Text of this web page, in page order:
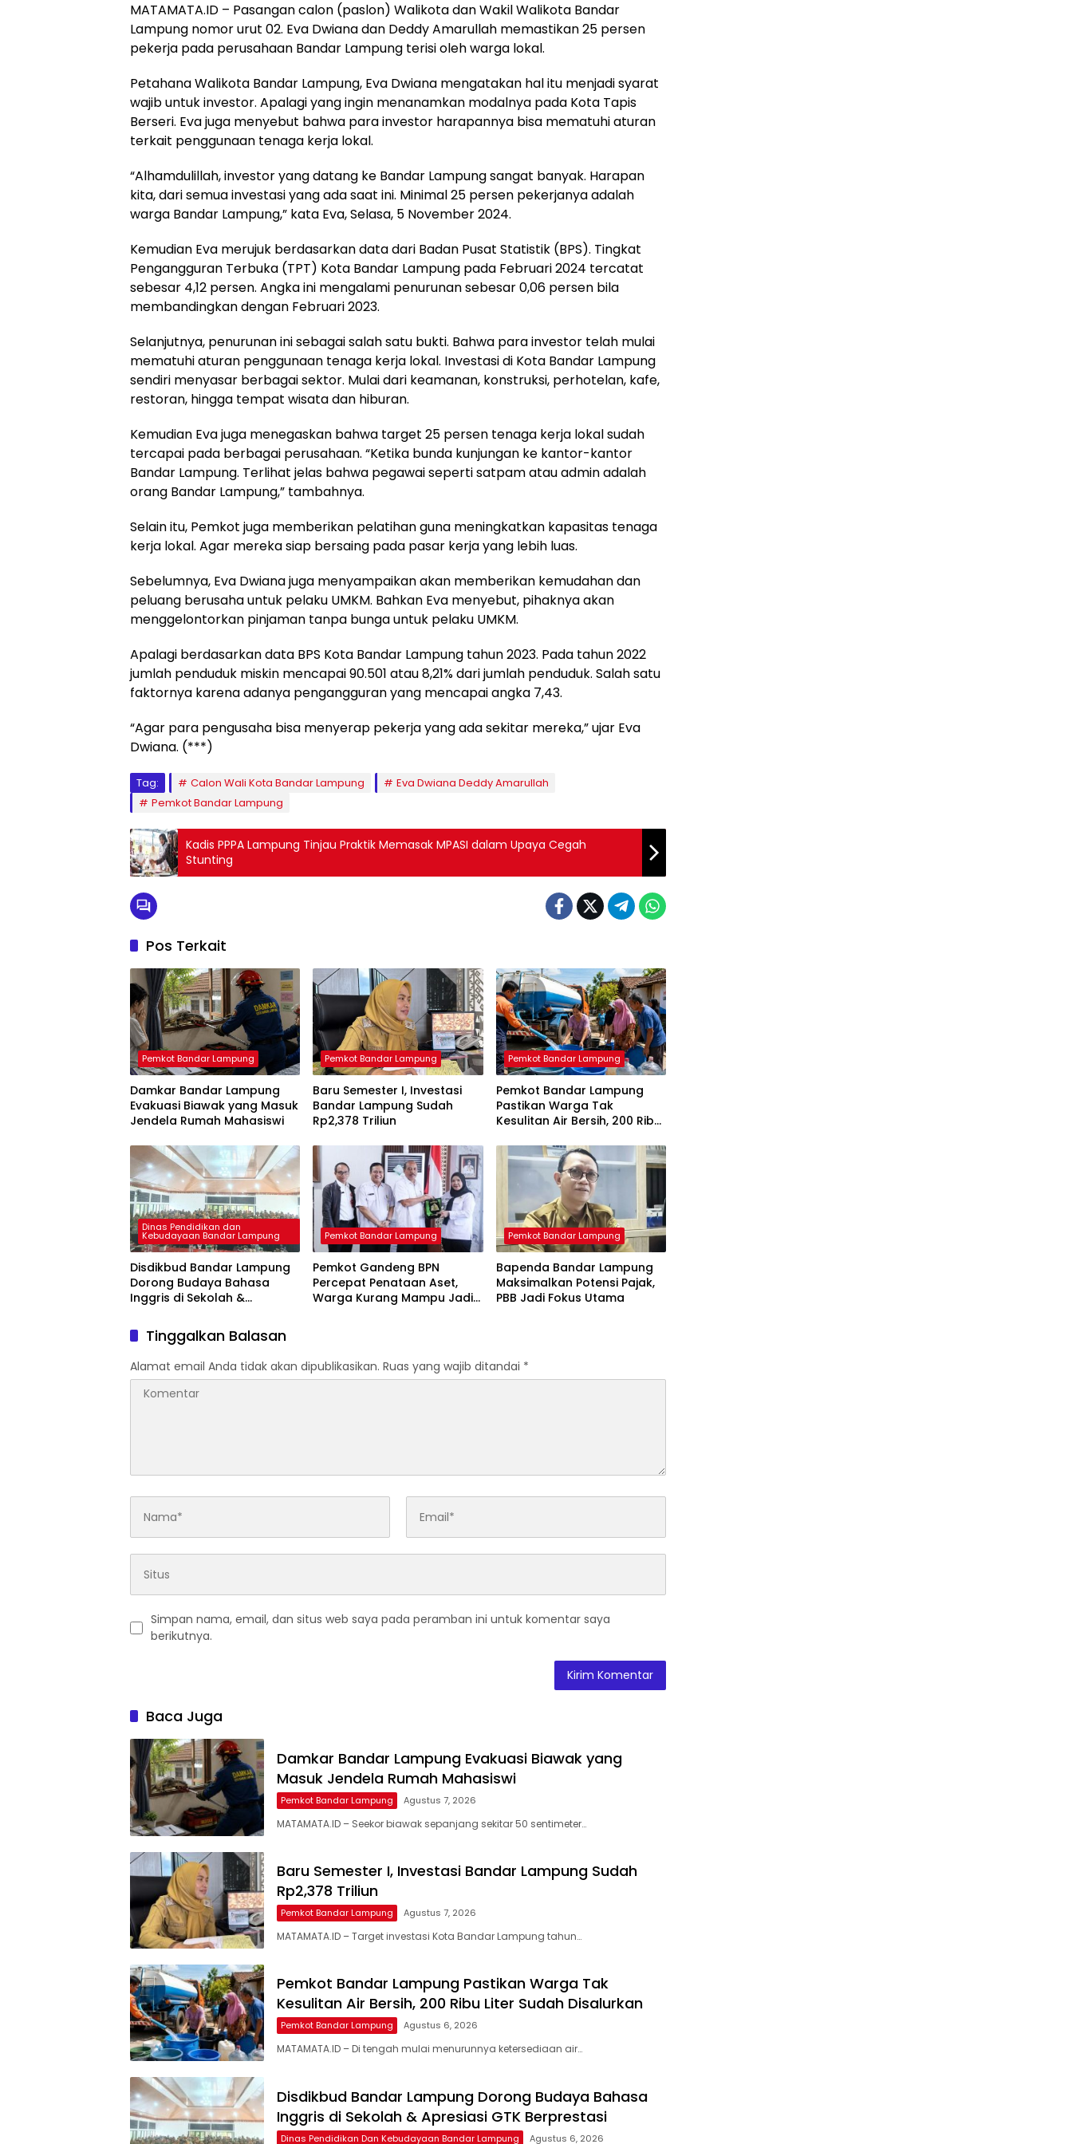
MATAMATA.ID – Pasangan calon (paslon) Walikota dan Wakil Walikota Bandar
Lampung nomor urut 02. Eva Dwiana dan Deddy Amarullah memastikan 25 persen
pekerja pada perusahaan Bandar Lampung terisi oleh warga lokal.
Petahana Walikota Bandar Lampung, Eva Dwiana mengatakan hal itu menjadi syarat
wajib untuk investor. Apalagi yang ingin menanamkan modalnya pada Kota Tapis
Berseri. Eva juga menyebut bahwa para investor harapannya bisa mematuhi aturan
terkait penggunaan tenaga kerja lokal.
“Alhamdulillah, investor yang datang ke Bandar Lampung sangat banyak. Harapan
kita, dari semua investasi yang ada saat ini. Minimal 25 persen pekerjanya adalah
warga Bandar Lampung,” kata Eva, Selasa, 5 November 2024.
Kemudian Eva merujuk berdasarkan data dari Badan Pusat Statistik (BPS). Tingkat
Pengangguran Terbuka (TPT) Kota Bandar Lampung pada Februari 2024 tercatat
sebesar 4,12 persen. Angka ini mengalami penurunan sebesar 0,06 persen bila
membandingkan dengan Februari 2023.
Selanjutnya, penurunan ini sebagai salah satu bukti. Bahwa para investor telah mulai
mematuhi aturan penggunaan tenaga kerja lokal. Investasi di Kota Bandar Lampung
sendiri menyasar berbagai sektor. Mulai dari keamanan, konstruksi, perhotelan, kafe,
restoran, hingga tempat wisata dan hiburan.
Kemudian Eva juga menegaskan bahwa target 25 persen tenaga kerja lokal sudah
tercapai pada berbagai perusahaan. “Ketika bunda kunjungan ke kantor-kantor
Bandar Lampung. Terlihat jelas bahwa pegawai seperti satpam atau admin adalah
orang Bandar Lampung,” tambahnya.
Selain itu, Pemkot juga memberikan pelatihan guna meningkatkan kapasitas tenaga
kerja lokal. Agar mereka siap bersaing pada pasar kerja yang lebih luas.
Sebelumnya, Eva Dwiana juga menyampaikan akan memberikan kemudahan dan
peluang berusaha untuk pelaku UMKM. Bahkan Eva menyebut, pihaknya akan
menggelontorkan pinjaman tanpa bunga untuk pelaku UMKM.
Apalagi berdasarkan data BPS Kota Bandar Lampung tahun 2023. Pada tahun 2022
jumlah penduduk miskin mencapai 90.501 atau 8,21% dari jumlah penduduk. Salah satu
faktornya karena adanya pengangguran yang mencapai angka 7,43.
“Agar para pengusaha bisa menyerap pekerja yang ada sekitar mereka,” ujar Eva
Dwiana. (***)
Tag: Calon Wali Kota Bandar Lampung
Eva Dwiana Deddy Amarullah
Pemkot Bandar Lampung
Kadis PPPA Lampung Tinjau Praktik Memasak MPASI dalam Upaya Cegah
Stunting
Pos Terkait
Pemkot Bandar Lampung
Damkar Bandar Lampung
Evakuasi Biawak yang Masuk
Jendela Rumah Mahasiswi
Pemkot Bandar Lampung
Baru Semester I, Investasi
Bandar Lampung Sudah
Rp2,378 Triliun
Pemkot Bandar Lampung
Pemkot Bandar Lampung
Pastikan Warga Tak
Kesulitan Air Bersih, 200 Ribu
Dinas Pendidikan dan
Kebudayaan Bandar Lampung
Disdikbud Bandar Lampung
Dorong Budaya Bahasa
Inggris di Sekolah &
Pemkot Bandar Lampung
Pemkot Gandeng BPN
Percepat Penataan Aset,
Warga Kurang Mampu Jadi
Pemkot Bandar Lampung
Bapenda Bandar Lampung
Maksimalkan Potensi Pajak,
PBB Jadi Fokus Utama
Tinggalkan Balasan
Alamat email Anda tidak akan dipublikasikan. Ruas yang wajib ditandai *
Simpan nama, email, dan situs web saya pada peramban ini untuk komentar saya
berikutnya.
Baca Juga
Damkar Bandar Lampung Evakuasi Biawak yang
Masuk Jendela Rumah Mahasiswi
Pemkot Bandar Lampung Agustus 7, 2026
MATAMATA.ID – Seekor biawak sepanjang sekitar 50 sentimeter…
Baru Semester I, Investasi Bandar Lampung Sudah
Rp2,378 Triliun
Pemkot Bandar Lampung Agustus 7, 2026
MATAMATA.ID – Target investasi Kota Bandar Lampung tahun…
Pemkot Bandar Lampung Pastikan Warga Tak
Kesulitan Air Bersih, 200 Ribu Liter Sudah Disalurkan
Pemkot Bandar Lampung Agustus 6, 2026
MATAMATA.ID – Di tengah mulai menurunnya ketersediaan air…
Disdikbud Bandar Lampung Dorong Budaya Bahasa
Inggris di Sekolah & Apresiasi GTK Berprestasi
Dinas Pendidikan Dan Kebudayaan Bandar Lampung Agustus 6, 2026